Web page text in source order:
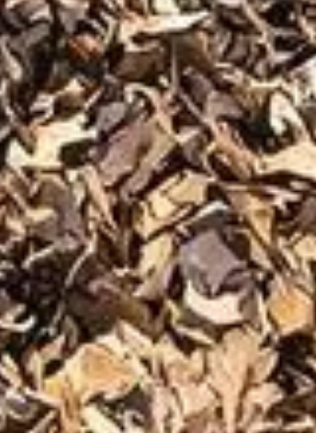
pour garantir un compost de qualité, il est crucial de
biodéchets, mais il assure aussi un engrais naturel
des informations claires et détaillées sur chacun
nécessaire de comprendre pourquoi certains déchets sont
du produit final ou d'attirer les nuisibles. Par exemple, les
de décomposition.
dans votre compost, compromettant sa pureté. La
les coquillages ou les épluchures d'agrumes, peuvent
et de ce qui ne l'est pas. En suivant cette
engrais. Il s'agit là non seulement d'un geste